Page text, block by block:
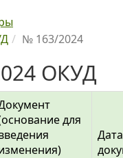
№ 163/2024
ОКУД
для
Дата